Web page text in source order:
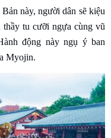
này, người dân sẽ kiệu
tu cưỡi ngựa cùng vũ
động này ngụ ý ban
Myojin.